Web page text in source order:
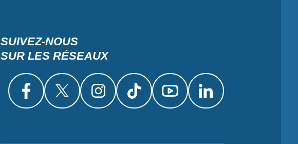
SUIVEZ-NOUS
SUR LES RÉSEAUX